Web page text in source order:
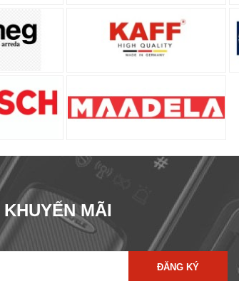
MÃI
ĐĂNG KÝ